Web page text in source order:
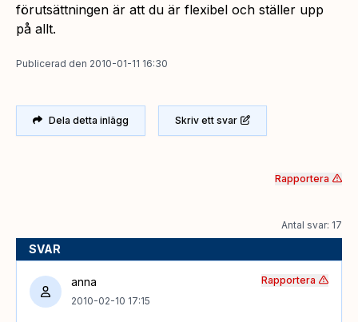
förutsättningen är att du är flexibel och ställer upp
på allt.
Publicerad den 2010-01-11 16:30
Dela detta inlägg Skriv ett svar
Rapportera
Antal svar: 17
SVAR
anna
2010-02-10 17:15
Rapportera